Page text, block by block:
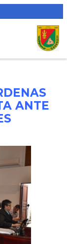
ANTE